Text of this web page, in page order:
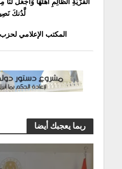
الْقَرْيَةِ الظَّالِمِ أَهْلُهَا وَاجْعَل
لَّدُنكَ
المكتب الإعلامي لحزب
ربما يعجبك أيضا